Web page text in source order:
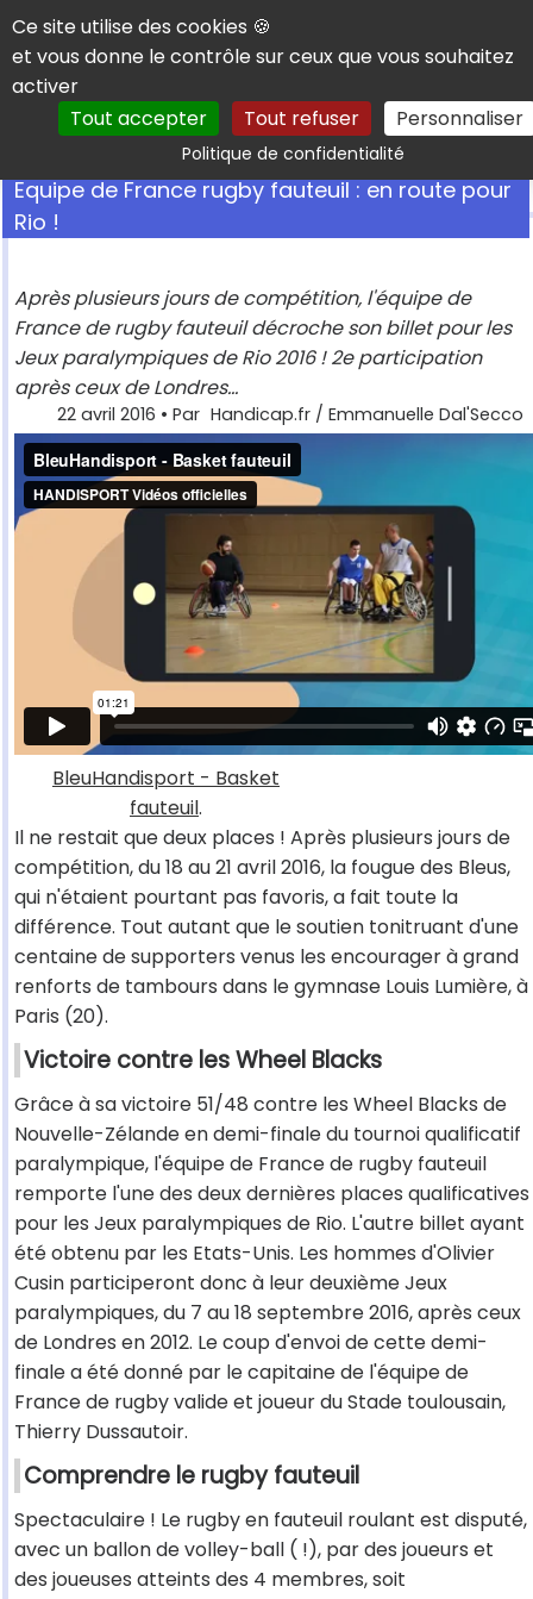
Panneau de gestion des cookies
Ce site utilise des cookies 🍪
et vous donne le contrôle sur ceux que vous souhaitez
activer
Tout accepter
Tout refuser Personnaliser
Politique de confidentialitéRechercher
Equipe de France rugby fauteuil : en route pour
Rio !
Après plusieurs jours de compétition, l'équipe de
France de rugby fauteuil décroche son billet pour les
Jeux paralympiques de Rio 2016 ! 2e participation
après ceux de Londres...
22 avril 2016 • Par Handicap.fr / Emmanuelle Dal'Secco
BleuHandisport - Basket
fauteuil.
Il ne restait que deux places ! Après plusieurs jours de
compétition, du 18 au 21 avril 2016, la fougue des Bleus,
qui n'étaient pourtant pas favoris, a fait toute la
différence. Tout autant que le soutien tonitruant d'une
centaine de supporters venus les encourager à grand
renforts de tambours dans le gymnase Louis Lumière, à
Paris (20).
Victoire contre les Wheel Blacks
Grâce à sa victoire 51/48 contre les Wheel Blacks de
Nouvelle-Zélande en demi-finale du tournoi qualificatif
paralympique, l'équipe de France de rugby fauteuil
remporte l'une des deux dernières places qualificatives
pour les Jeux paralympiques de Rio. L'autre billet ayant
été obtenu par les Etats-Unis. Les hommes d'Olivier
Cusin participeront donc à leur deuxième Jeux
paralympiques, du 7 au 18 septembre 2016, après ceux
de Londres en 2012. Le coup d'envoi de cette demi-
finale a été donné par le capitaine de l'équipe de
France de rugby valide et joueur du Stade toulousain,
Thierry Dussautoir.
Comprendre le rugby fauteuil
Spectaculaire ! Le rugby en fauteuil roulant est disputé,
avec un ballon de volley-ball ( !), par des joueurs et
des joueuses atteints des 4 membres, soit